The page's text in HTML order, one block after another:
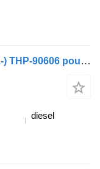
Direction assistée TRW CF75 (01.01-) THP-90606 pour camion DAF LF45, LF55, LF180, CF65, CF75, CF85 (2001-)
diesel